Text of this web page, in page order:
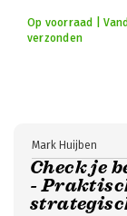
Op voorraad |
verzonden
Check je
-
Mark Huijben